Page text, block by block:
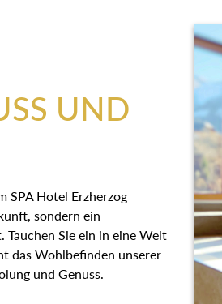
UND
SPA Hotel Erzherzog
sondern ein
Tauchen Sie ein in eine
steht das Wohlbefinden
an Erholung und Genuss.